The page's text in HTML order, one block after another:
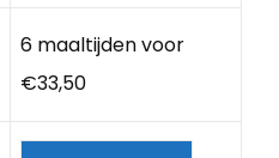
6 maaltijden voor
€33,50